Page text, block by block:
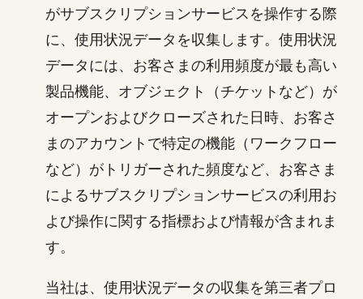
がサブスクリプションサービスを操作する際
に、使用状況データを収集します。使用状況
データには、お客さまの利用頻度が最も高い
製品機能、オブジェクト（チケットなど）が
オープンおよびクローズされた日時、お客さ
まのアカウントで特定の機能（ワークフロー
など）がトリガーされた頻度など、お客さま
によるサブスクリプションサービスの利用お
よび操作に関する指標および情報が含まれま
す。
当社は、使用状況データの収集を第三者プロ